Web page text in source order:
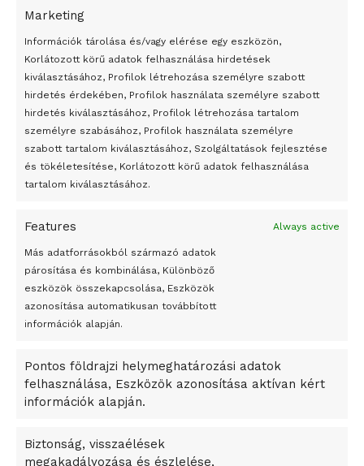
Marketing
Információk tárolása és/vagy elérése egy eszközön,
Korlátozott körű adatok felhasználása hirdetések
kiválasztásához, Profilok létrehozása személyre szabott
hirdetés érdekében, Profilok használata személyre szabott
hirdetés kiválasztásához, Profilok létrehozása tartalom
személyre szabásához, Profilok használata személyre
szabott tartalom kiválasztásához, Szolgáltatások fejlesztése
és tökéletesítése, Korlátozott körű adatok felhasználása
tartalom kiválasztásához.
Features Always active
Más adatforrásokból származó adatok
párosítása és kombinálása, Különböző
eszközök összekapcsolása, Eszközök
azonosítása automatikusan továbbított
információk alapján.
Pontos földrajzi helymeghatározási adatok
felhasználása, Eszközök azonosítása aktívan kért
információk alapján.
Biztonság, visszaélések
megakadályozása és észlelése,
Átmenetileg szünetelnek az összecsapások Bahmutnál
Egy vagyonért adták el Banksy művét miután elégették.
Az 1950-ben elhunyt alkotók művei szabadon
felhasználhatóvá válnak
Peking – A visegrádi országok zsidó kulturális örökségét
bemutató fotókiállítás nyílt
Megveszi az osztrák Wienerberger az amerikai Meridian
Bricket
A Startup Campus egyetemi programjainak legjobbjai az
A Ringo Starr új albummal jelentkezik
A Vajdasági Magyar Szövetség államtitkárait kinevezték
Dzsingisz kán hódító hadjárata okozta